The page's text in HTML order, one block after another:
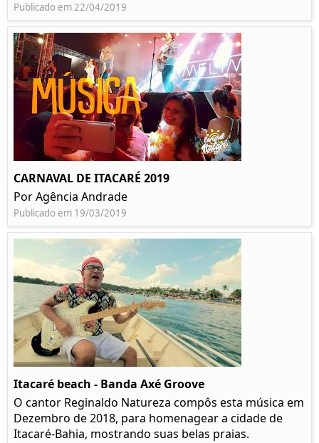
Publicado em 22/04/2019
CARNAVAL DE ITACARÉ 2019
Por Agência Andrade
Publicado em 19/03/2019
Itacaré beach - Banda Axé Groove
O cantor Reginaldo Natureza compôs esta música em
Dezembro de 2018, para homenagear a cidade de
Itacaré-Bahia, mostrando suas belas praias.